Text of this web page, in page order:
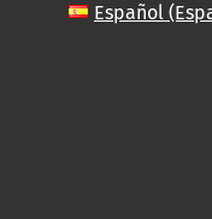
Español